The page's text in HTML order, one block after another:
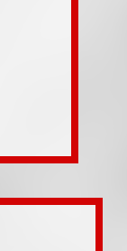
keelt.